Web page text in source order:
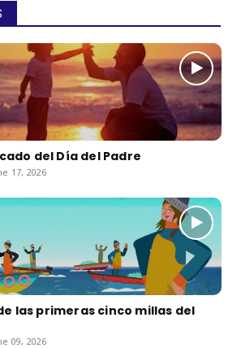
del Día del Padre
17, 2026
las primeras cinco millas del
09, 2026